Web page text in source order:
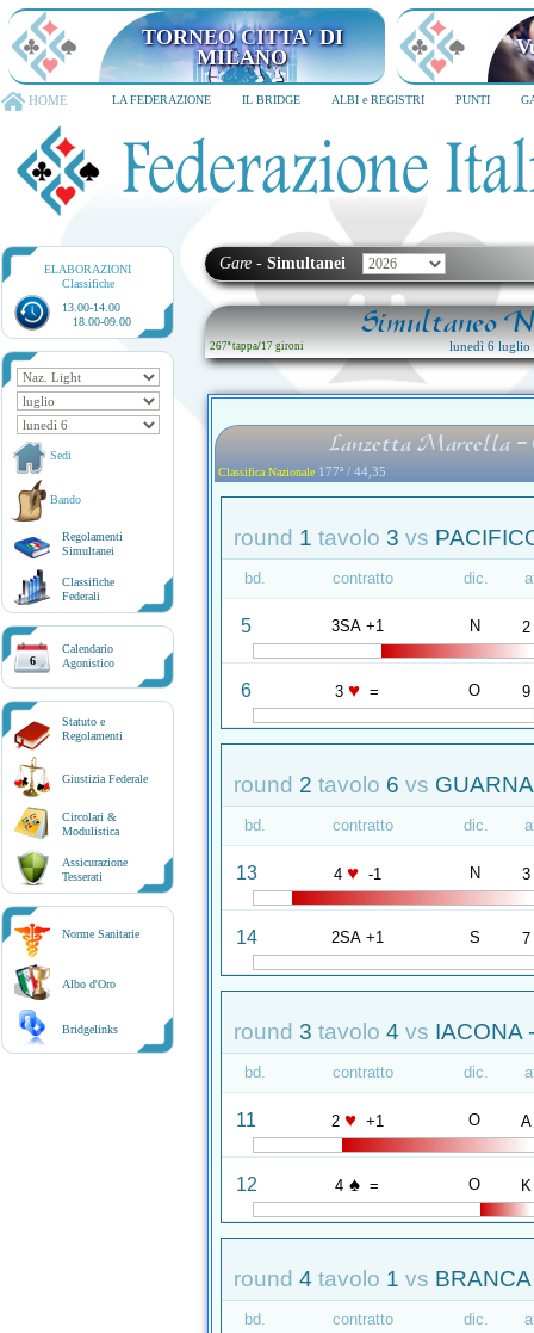
TORNEO CITTA' DI MILANO
6-8 dicembre 2026
HOME LA FEDERAZIONE IL BRIDGE ALBI e REGISTRI PUNTI
ELABORAZIONI
Classifiche
13.00-14.00
18.00-09.00
Sedi
Bando
Regolamenti
Simultanei
Classifiche
Federali
6
Calendario
Agonistico
Statuto e
Regolamenti
Giustizia Federale
Circolari &
Modulistica
Assicurazione
Tesserati
Norme Sanitarie
Albo d'Oro
Bridgelinks
Gare - Simultanei
Simultaneo
267ª tappa/17 gironi lunedì 6 luglio
Lanzetta Marcella -
Classifica Nazionale 177ª / 44,35
round 1 tavolo 3 vs
bd. contratto dic.
5 3SA +1 N 2
6 3 ♥ = O 9
round 2 tavolo 6 vs
bd. contratto dic.
13 4 ♥ -1 N 3
14 2SA +1 S 7
round 3 tavolo 4 vs IACONA
bd. contratto dic.
11 2 ♥ +1 O A
12 4 ♠ = O K
round 4 tavolo 1 vs
bd. contratto dic.